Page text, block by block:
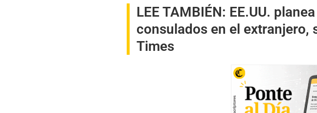
LEE TAMBIÉN: EE.UU.
consulados en el extranjero,
Times